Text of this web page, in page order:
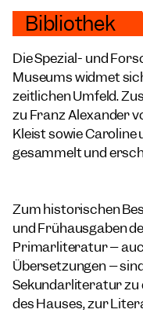
Bibliothek
Die Spezial- und
Museums widmet
zeitlichen Umfeld.
zu Franz Alexander
Kleist sowie Caroline
gesammelt und
Zum historischen
und Frühausgaben
Primärliteratur –
Übersetzungen –
Sekundärliteratur zu
des Hauses, zur